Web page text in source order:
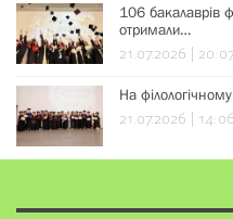
106 бакалаврів
отримали…
21.07.2026 |
На
21.07.2026 | 14:06